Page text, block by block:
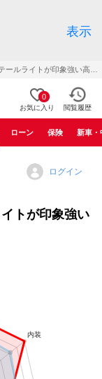
表示
0
お気に入り 閲覧履歴
ローン 保険 新車・
ログイン
トが印象強い